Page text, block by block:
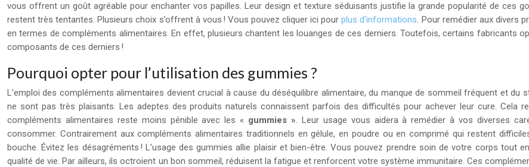
vous offrent un goût agréable pour enchanter vos papilles. Leur design et texture séduisants justifie la grande popularité de ces
restent très tentantes. Plusieurs choix s’offrent à vous ! Vous pouvez cliquer ici pourplus d’informations. Pour remédier aux divers
en termes de compléments alimentaires. En effet, plusieurs chantent les louanges de ces derniers. Toutefois, certains fabricants
composants de ces derniers !
Pourquoi opter pour l’utilisation des gummies ?
L’emploi des compléments alimentaires devient crucial à cause du déséquilibre alimentaire, du manque de sommeil fréquent et
ne sont pas très plaisants. Les adeptes des produits naturels connaissent parfois des difficultés pour achever leur cure. Cela
compléments alimentaires reste moins pénible avec les « gummies ». Leur usage vous aidera à remédier à vos diverses
consommer. Contrairement aux compléments alimentaires traditionnels en gélule, en poudre ou en comprimé qui restent
bouche. Évitez les désagréments ! L’usage des gummies allie plaisir et bien-être. Vous pouvez prendre soin de votre corps tout
qualité de vie. Par ailleurs, ils octroient un bon sommeil, réduisent la fatigue et renforcent votre système immunitaire. Ces